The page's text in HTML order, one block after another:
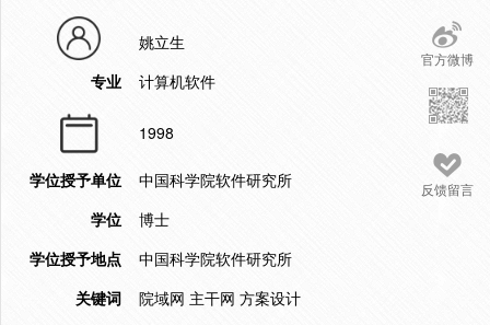
官方微博
反馈留言
姚立生
专业
计算机软件
1998
学位授予单位
中国科学院软件研究所
学位
博士
学位授予地点
中国科学院软件研究所
关键词
院域网 主干网 方案设计